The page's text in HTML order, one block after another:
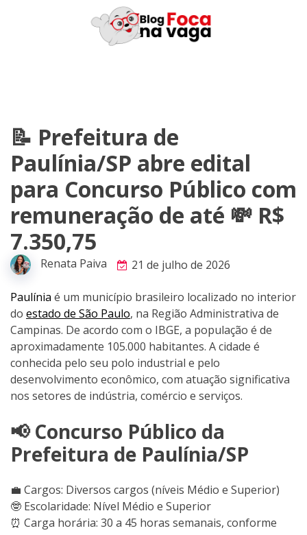
📝 Prefeitura de
Paulínia/SP abre edital
para Concurso Público com
remuneração de até 💸 R$
7.350,75
Renata Paiva 21 de julho de 2026
Paulínia é um município brasileiro localizado no interior
do estado de São Paulo, na Região Administrativa de
Campinas. De acordo com o IBGE, a população é de
aproximadamente 105.000 habitantes. A cidade é
conhecida pelo seu polo industrial e pelo
desenvolvimento econômico, com atuação significativa
nos setores de indústria, comércio e serviços.
📢 Concurso Público da
Prefeitura de Paulínia/SP
💼 Cargos: Diversos cargos (níveis Médio e Superior)
🤓 Escolaridade: Nível Médio e Superior
⏰ Carga horária: 30 a 45 horas semanais, conforme